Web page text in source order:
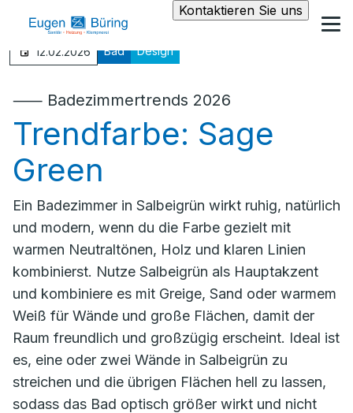
Kontaktieren Sie uns
12.02.2026 Bad Design
⸺ Badezimmertrends 2026
Trendfarbe: Sage
Green
Ein Badezimmer in Salbeigrün wirkt ruhig, natürlich
und modern, wenn du die Farbe gezielt mit
warmen Neutraltönen, Holz und klaren Linien
kombinierst. Nutze Salbeigrün als Hauptakzent
und kombiniere es mit Greige, Sand oder warmem
Weiß für Wände und große Flächen, damit der
Raum freundlich und großzügig erscheint. Ideal ist
es, eine oder zwei Wände in Salbeigrün zu
streichen und die übrigen Flächen hell zu lassen,
sodass das Bad optisch größer wirkt und nicht